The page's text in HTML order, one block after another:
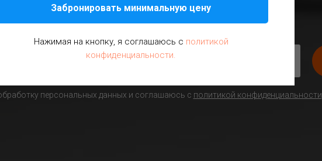
персональных данных и соглашаюсь c политикой конфиденциальности
Забронировать минимальную цену
Нажимая на кнопку, я соглашаюсь с политикой
конфиденциальности.